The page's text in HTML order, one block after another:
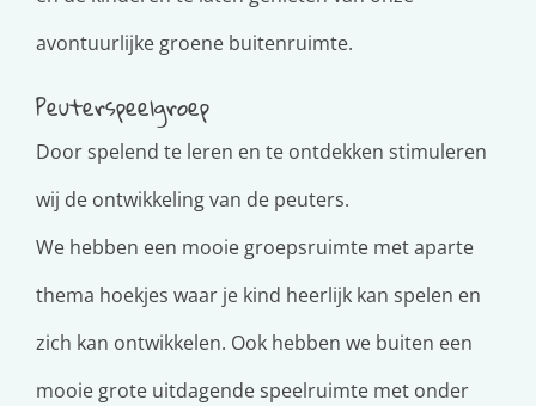
avontuurlijke groene buitenruimte.
Peuterspeelgroep
Door spelend te leren en te ontdekken stimuleren
wij de ontwikkeling van de peuters.
We hebben een mooie groepsruimte met aparte
thema hoekjes waar je kind heerlijk kan spelen en
zich kan ontwikkelen. Ook hebben we buiten een
mooie grote uitdagende speelruimte met onder